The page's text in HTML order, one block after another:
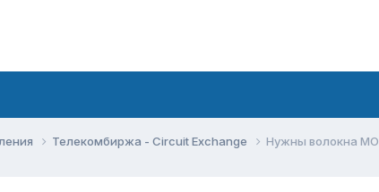
Телекомбиржа - Circuit Exchange Нужны волокна МО